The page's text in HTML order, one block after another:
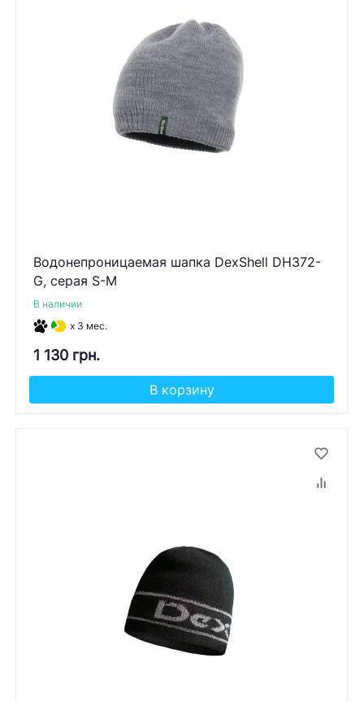
Водонепроницаемая шапка DexShell DH372-
G, серая S-M
В наличии
x 3 мес.
1 130 грн.
В корзину